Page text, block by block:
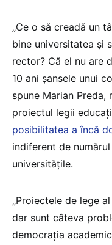
„Ce o să creadă un
bine universitatea și
rector? Că el nu are
10 ani șansele unui
spune Marian
proiectul legii
posibilitatea a încă
indiferent de
universitățile.
„Proiectele de lege
dar sunt câteva
democrația